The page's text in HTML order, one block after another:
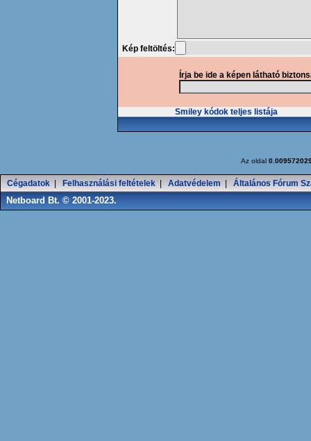
Kép feltöltés:
Írja be ide a képen látható
Smiley kódok teljes listája
Az oldal
Cégadatok Felhasználási feltételek Adatvédelem Általános Fórum
Netboard Bt. © 2001-2023.